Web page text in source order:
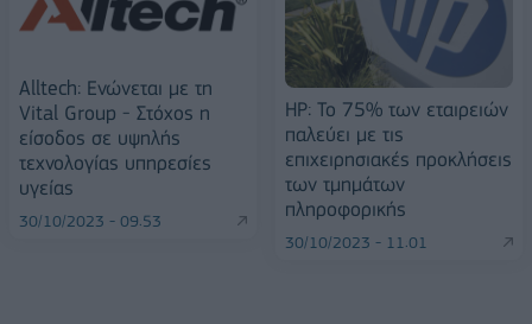
Alltech: Ενώνεται με τη
Vital Group - Στόχος η
είσοδος σε υψηλής
τεχνολογίας υπηρεσίες
υγείας
30/10/2023 - 09:53
HP: Το 75% των εταιρειών
παλεύει με τις
επιχειρησιακές προκλήσεις
των τμημάτων
πληροφορικής
30/10/2023 - 11:01